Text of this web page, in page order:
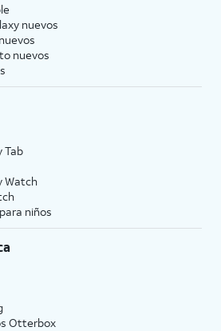
nuevos
nuevos
Tab
Watch
niños
Otterbox